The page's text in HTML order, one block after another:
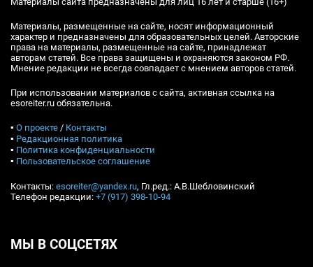
Материалы, размещенные на сайте, носят информационный
характер и предназначены для образовательных целей. Авторские
права на материалы, размещенные на сайте, принадлежат
авторам статей. Все права защищены и охраняются законом РФ.
Мнение редакции не всегда совпадает с мнением авторов статей.
При использовании материалов с сайта, активная ссылка на
esoreiter.ru обязательна.
▪ О проекте / Контакты
▪ Редакционная политика
▪ Политика конфиденциальности
▪ Пользовательское соглашение
Контакты: esoreiter@yandex.ru, Гл.ред.: А.В.Шебловинский
Телефон редакции: +7 (917) 398-10-94
МЫ В СОЦСЕТЯХ